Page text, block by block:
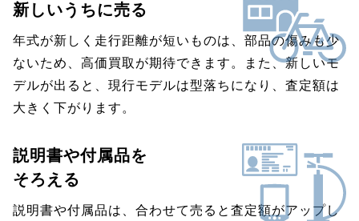
新しいうちに売る
年式が新しく走行距離が短いものは、部品の傷みも少
ないため、高価買取が期待できます。また、新しいモ
デルが出ると、現行モデルは型落ちになり、査定額は
大きく下がります。
説明書や付属品を
そろえる
説明書や付属品は、合わせて売ると査定額がアップし